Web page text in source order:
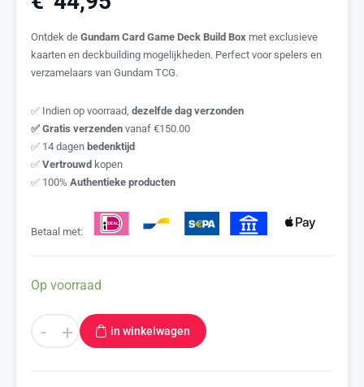
Ontdek de Gundam Card Game Deck Build Box met exclusieve
kaarten en deckbuilding mogelijkheden. Perfect voor spelers en
verzamelaars van Gundam TCG.
✅ Indien op voorraad, dezelfde dag verzonden
✅ Gratis verzenden vanaf €150.00
✅ 14 dagen bedenktijd
✅ Vertrouwd kopen
✅ 100% Authentieke producten
Betaal met:
Op voorraad
- + in winkelwagen